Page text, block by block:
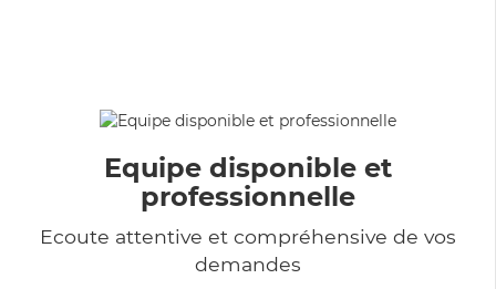
Equipe disponible et
professionnelle
Ecoute attentive et compréhensive de vos
demandes